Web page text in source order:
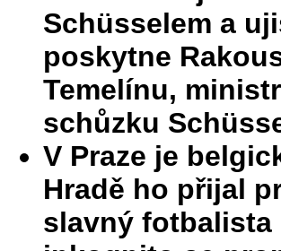
Schüsselem a
poskytne
Temelínu,
schůzku
V Praze je
Hradě ho přijal
slavný fotbalista